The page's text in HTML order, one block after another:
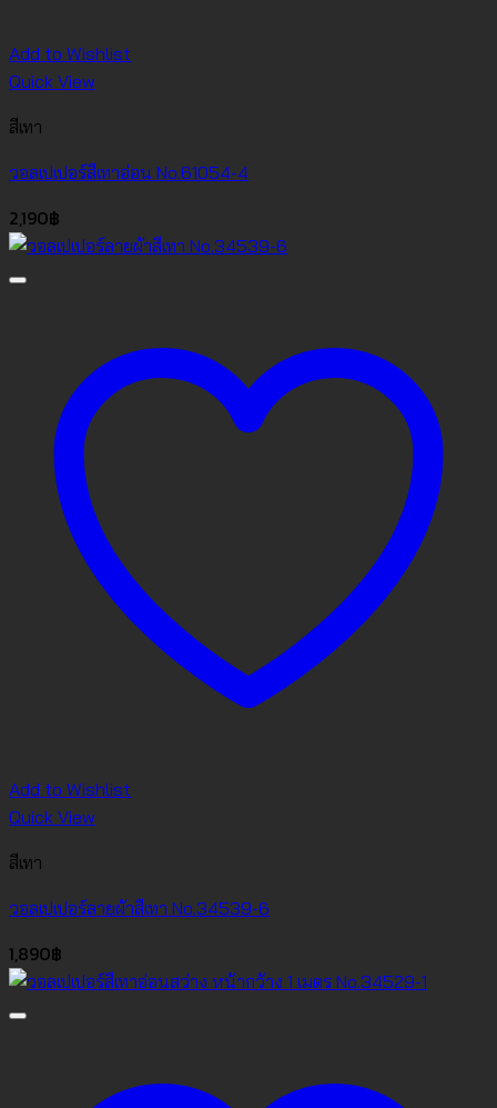
Add to Wishlist
Quick View
สีเทา
วอลเปเปอร์สีเทาอ่อน No.61054-4
2,190฿
Add to Wishlist
Quick View
สีเทา
วอลเปเปอร์ลายผ้าสีเทา No.34539-6
1,890฿